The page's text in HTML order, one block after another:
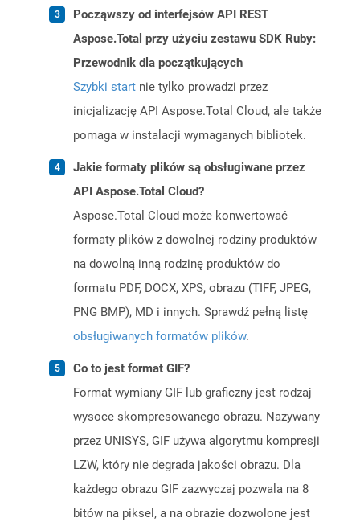
Począwszy od interfejsów API REST
Aspose.Total przy użyciu zestawu SDK Ruby:
Przewodnik dla początkujących
Szybki start nie tylko prowadzi przez
inicjalizację API Aspose.Total Cloud, ale także
pomaga w instalacji wymaganych bibliotek.
Jakie formaty plików są obsługiwane przez
API Aspose.Total Cloud?
Aspose.Total Cloud może konwertować
formaty plików z dowolnej rodziny produktów
na dowolną inną rodzinę produktów do
formatu PDF, DOCX, XPS, obrazu (TIFF, JPEG,
PNG BMP), MD i innych. Sprawdź pełną listę
obsługiwanych formatów plików.
Co to jest format GIF?
Format wymiany GIF lub graficzny jest rodzaj
wysoce skompresowanego obrazu. Nazywany
przez UNISYS, GIF używa algorytmu kompresji
LZW, który nie degrada jakości obrazu. Dla
każdego obrazu GIF zazwyczaj pozwala na 8
bitów na piksel, a na obrazie dozwolone jest